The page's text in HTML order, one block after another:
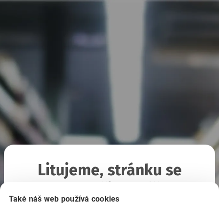
Také náš web používá cookies
Litujeme, stránku se